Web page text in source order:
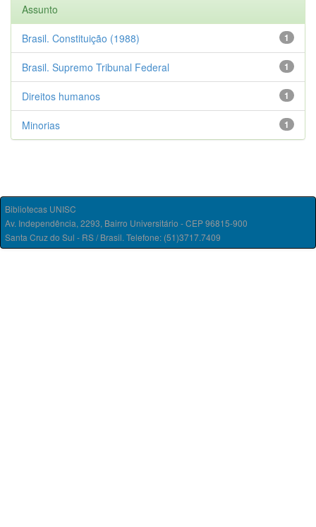
Assunto
1
Brasil. Constituição (1988)
1
Brasil. Supremo Tribunal Federal
1
Direitos humanos
1
Minorias
Bibliotecas UNISC
Av. Independência, 2293, Bairro Universitário - CEP 96815-900
Santa Cruz do Sul - RS / Brasil. Telefone: (51)3717.7409